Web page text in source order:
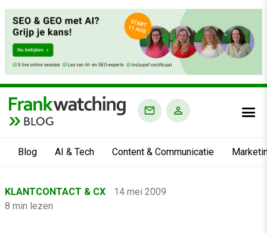
BLOG
Blog AI & Tech Content & Communicatie
›KLANTCONTACT & CX
14 mei 2009
8 min lezen